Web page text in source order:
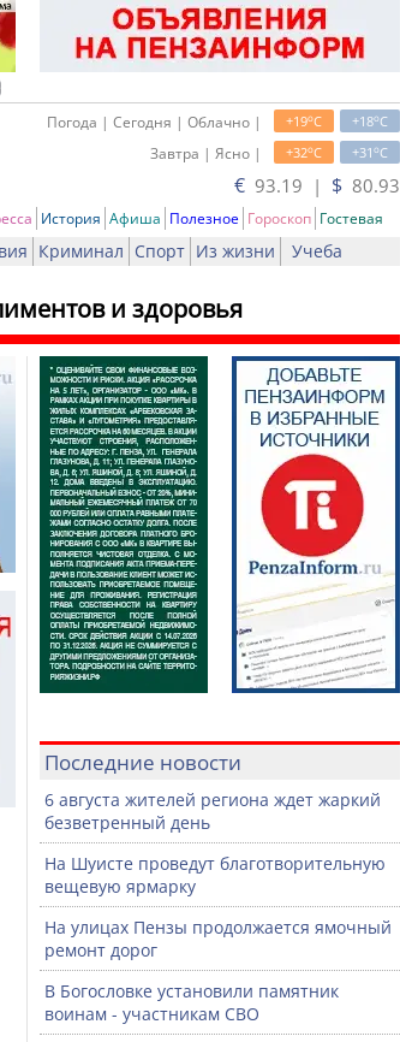
+18oC
+19oC
Погода | Сегодня | Облачно |
+31oC
+32oC
Завтра | Ясно |
€ 93.19 | $ 80.93
История Афиша Полезное Гороскоп Гостевая
Криминал Спорт Из жизни Учеба
и здоровья
Печать
Последние новости
6 августа жителей региона ждет жаркий
безветренный день
На Шуисте проведут благотворительную
вещевую ярмарку
На улицах Пензы продолжается ямочный
ремонт дорог
В Богословке установили памятник
воинам - участникам СВО